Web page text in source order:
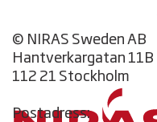
© NIRAS Sweden AB
Hantverkargatan 11B
112 21 Stockholm
Postadress: